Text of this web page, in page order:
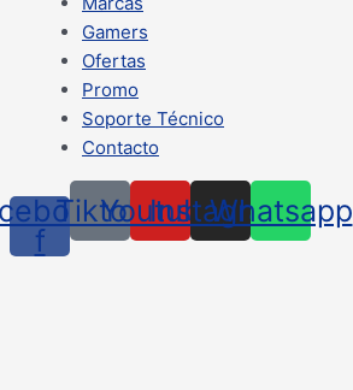
Gamers
Ofertas
Promo
Soporte Técnico
Contacto
f
TiktokYoutube
Instagram
Whatsapp